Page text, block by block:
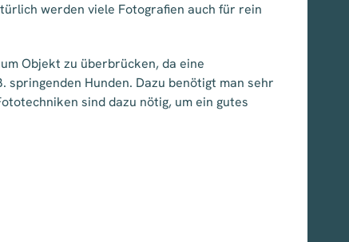
werden viele Fotografien auch für rein
Objekt zu überbrücken, da eine
Hunden. Dazu benötigt man sehr
sind dazu nötig, um ein gutes